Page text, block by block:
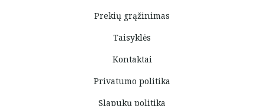
Prekių grąžinimas
Taisyklės
Kontaktai
Privatumo politika
Slapukų politika